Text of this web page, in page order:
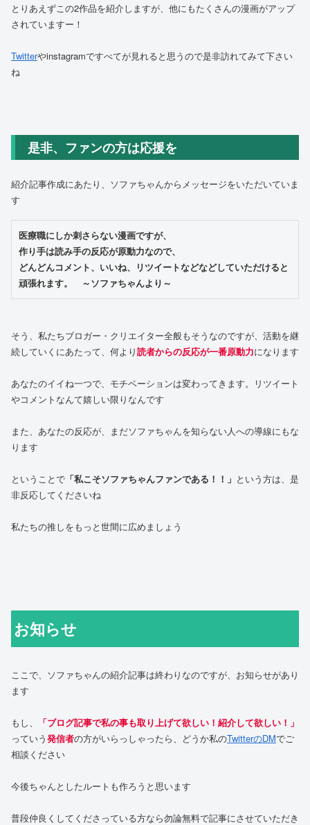
とりあえずこの2作品を紹介しますが、他にもたくさんの漫画がアップ
されていますー！
Twitterやinstagramですべてが見れると思うので是非訪れてみて下さい
ね
是非、ファンの方は応援を
紹介記事作成にあたり、ソファちゃんからメッセージをいただいていま
す
医療職にしか刺さらない漫画ですが、
作り手は読み手の反応が原動力なので、
どんどんコメント、いいね、リツイートなどなどしていただけると
頑張れます。　～ソファちゃんより～
そう、私たちブロガー・クリエイター全般もそうなのですが、活動を継
続していくにあたって、何より読者からの反応が一番原動力になります
あなたのイイね一つで、モチベーションは変わってきます。リツイート
やコメントなんて嬉しい限りなんです
また、あなたの反応が、まだソファちゃんを知らない人への導線にもな
ります
ということで 「私こそソファちゃんファンである！！」 という方は、是
非反応してくださいね
私たちの推しをもっと世間に広めましょう
お知らせ
ここで、ソファちゃんの紹介記事は終わりなのですが、お知らせがあり
ます
もし、
「ブログ記事で私の事も取り上げて欲しい！紹介して欲しい！」
っていう発信者の方がいらっしゃったら、どうか私のTwitterのDMでご
相談ください
今後ちゃんとしたルートも作ろうと思います
普段仲良くしてくださっている方なら勿論無料で記事にさせていただき